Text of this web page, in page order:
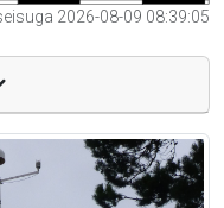
2026-08-09 08:39:05